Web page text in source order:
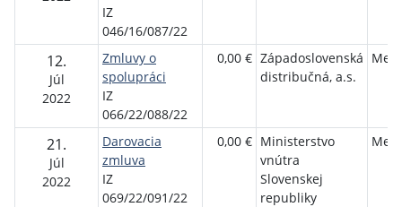
IZ
046/16/087/22
12.
Júl
2022
Zmluvy o
spolupráci
IZ
066/22/088/22
0,00 € Západoslovenská
distribučná, a.s.
21.
Júl
2022
Darovacia
zmluva
IZ
069/22/091/22
0,00 € Ministerstvo
vnútra
Slovenskej
republiky